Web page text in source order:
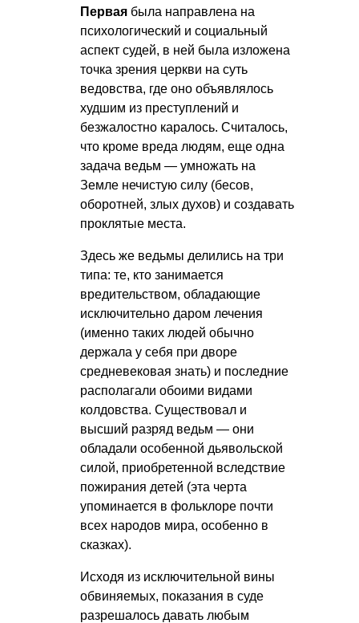
Первая была направлена на
психологический и социальный
аспект судей, в ней была изложена
точка зрения церкви на суть
ведовства, где оно объявлялось
худшим из преступлений и
безжалостно каралось. Считалось,
что кроме вреда людям, еще одна
задача ведьм — умножать на
Земле нечистую силу (бесов,
оборотней, злых духов) и создавать
проклятые места.
Здесь же ведьмы делились на три
типа: те, кто занимается
вредительством, обладающие
исключительно даром лечения
(именно таких людей обычно
держала у себя при дворе
средневековая знать) и последние
располагали обоими видами
колдовства. Существовал и
высший разряд ведьм — они
обладали особенной дьявольской
силой, приобретенной вследствие
пожирания детей (эта черта
упоминается в фольклоре почти
всех народов мира, особенно в
сказках).
Исходя из исключительной вины
обвиняемых, показания в суде
разрешалось давать любым